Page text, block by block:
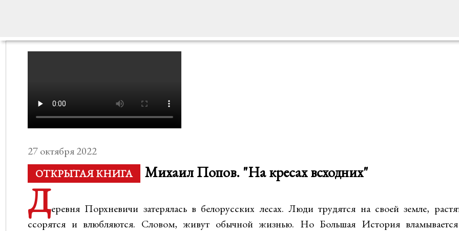
27 октября 2022
ОТКРЫТАЯ КНИГА
Михаил Попов. "На кресах всходних"
Деревня Порхневичи затерялась в белорусских лесах. Люди трудятся на своей земле,
ссорятся и влюбляются. Словом, живут обычной жизнью. Но Большая История